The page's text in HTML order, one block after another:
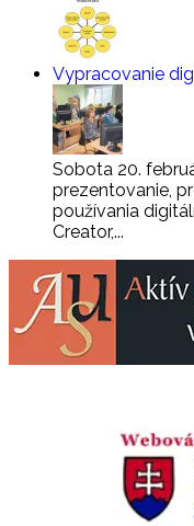
Vypracovanie
Sobota 20.
prezentovanie,
používania
Creator,...